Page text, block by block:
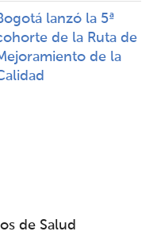
lanzó la 5ª
de la Ruta de
de la
de Salud